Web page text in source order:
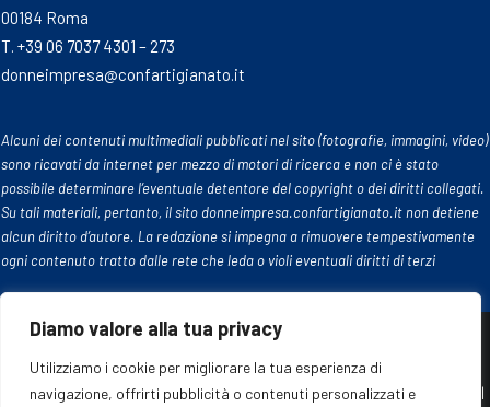
Diamo valore alla tua privacy
Utilizziamo i cookie per migliorare la tua esperienza di
navigazione, offrirti pubblicità o contenuti personalizzati e
00184 Roma
T. +39 06 7037 4301 – 273
donneimpresa@confartigianato.it
Alcuni dei contenuti multimediali pubblicati nel sito (fotografie, immagini, video)
sono ricavati da internet per mezzo di motori di ricerca e non ci è stato
possibile determinare l’eventuale detentore del copyright o dei diritti collegati.
Su tali materiali, pertanto, il sito donneimpresa.confartigianato.it non detiene
alcun diritto d’autore. La redazione si impegna a rimuovere tempestivamente
ogni contenuto tratto dalle rete che leda o violi eventuali diritti di terzi
© 2024 Confartigianato Donne Impresa. Tutti i diritti riservati |Cookie policy |